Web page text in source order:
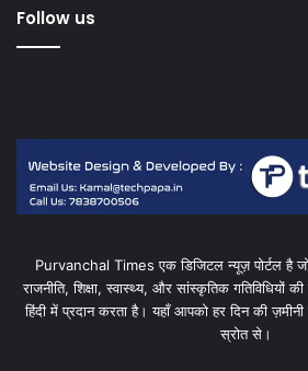
Follow us
Purvanchal Times एक डिजिटल न्यूज़ पोर्टल है जो
राजनीति, शिक्षा, स्वास्थ्य, और सांस्कृतिक गतिविधियों
हिंदी में प्रदान करता है। यहाँ आपको हर दिन की
स्रोत से।